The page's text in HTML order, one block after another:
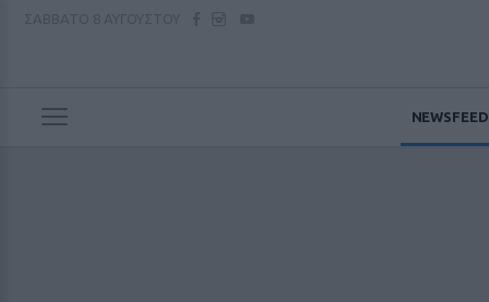
NEWSFEED